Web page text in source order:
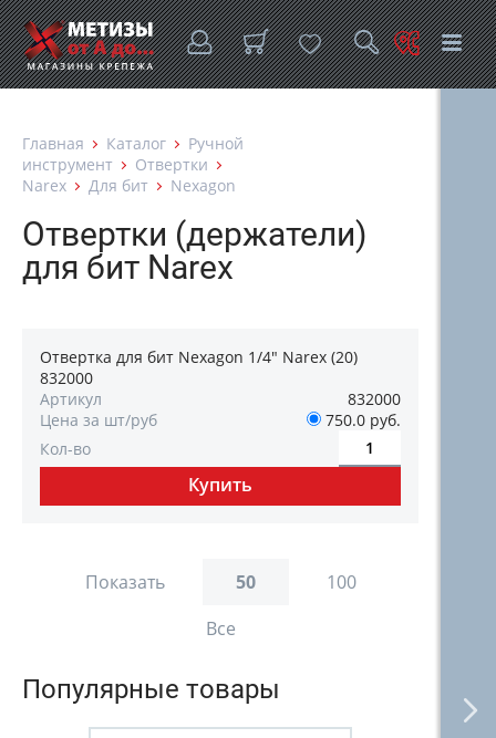
Главная Каталог
Ручной
инструмент
Отвертки
Narex
Для бит Nexagon
Отвертки (держатели)
для бит Narex
Отвертка для бит Nexagon 1/4" Narex (20)
832000
Артикул
832000
Цена за шт/руб
750.0 руб.
Кол-во
Показать 50
100
Все
Популярные товары